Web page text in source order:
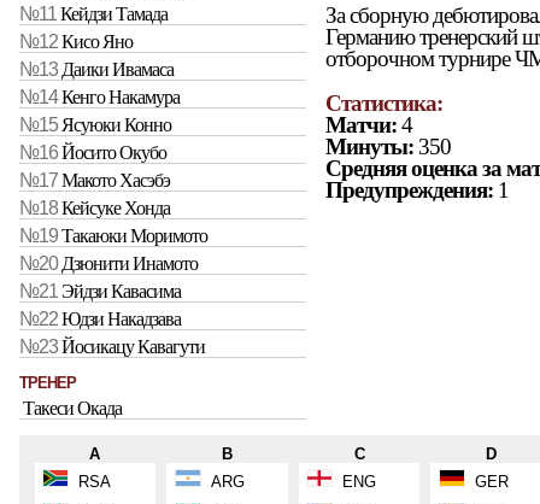
№11Кейдзи Тамада
№12Кисо Яно
№13 Даики Ивамаса
№14Кенго Накамура
№15 Ясуюки Конно
№16Йосито Окубо
№17Макото Хасэбэ
№18Кейсуке Хонда
№19Такаюки Моримото
№20 Дзюнити Инамото
№21Эйдзи Кавасима
№22Юдзи Накадзава
№23Йосикацу Кавагути
ТРЕНЕР
Такеси Окада
За сборную
Германию тренерский
отборочном турнире
Статистика:
Матчи:4
Минуты: 350
Средняя оценка за
Предупреждения: 1
A
RSA
B
ARG
C
ENG
D
GER